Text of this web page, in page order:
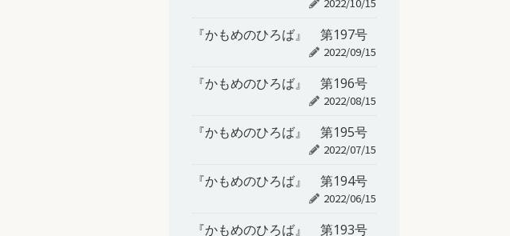
『かもめのひろば』 第197号
2022/09/15
『かもめのひろば』 第196号
2022/08/15
『かもめのひろば』 第195号
2022/07/15
『かもめのひろば』 第194号
2022/06/15
『かもめのひろば』 第193号